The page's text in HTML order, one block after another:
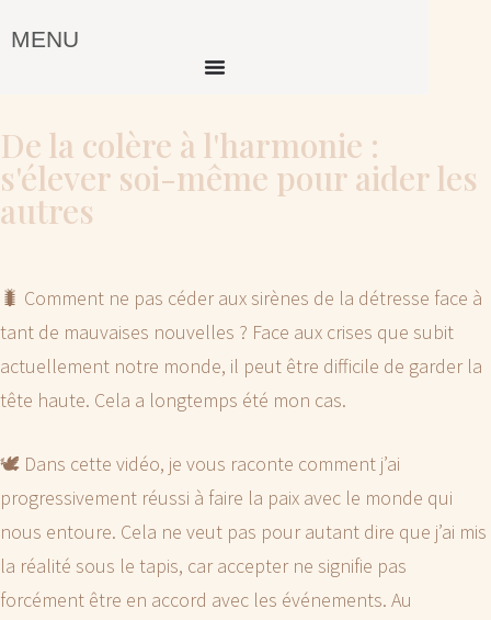
MENU
De la colère à l'harmonie :
s'élever soi-même pour aider les
autres
🐛 Comment ne pas céder aux sirènes de la détresse face à
tant de mauvaises nouvelles ? Face aux crises que subit
actuellement notre monde, il peut être difficile de garder la
tête haute. Cela a longtemps été mon cas.
🕊 Dans cette vidéo, je vous raconte comment j’ai
progressivement réussi à faire la paix avec le monde qui
nous entoure. Cela ne veut pas pour autant dire que j’ai mis
la réalité sous le tapis, car accepter ne signifie pas
forcément être en accord avec les événements. Au